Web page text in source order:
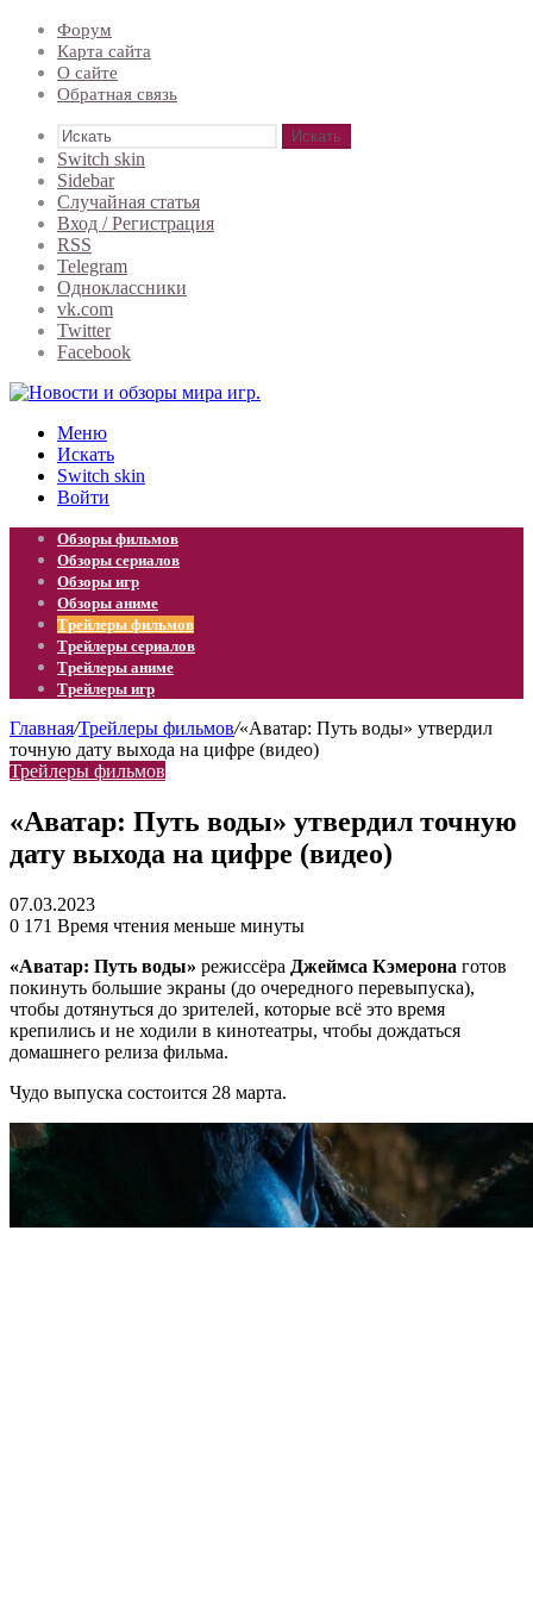
Форум
Карта сайта
О сайте
Обратная связь
Искать
Switch skin
Sidebar
Случайная статья
Вход / Регистрация
RSS
Telegram
Одноклассники
vk.com
Twitter
Facebook
Меню
Искать
Switch skin
Войти
Обзоры фильмов
Обзоры сериалов
Обзоры игр
Обзоры аниме
Трейлеры фильмов
Трейлеры сериалов
Трейлеры аниме
Трейлеры игр
Главная/Трейлеры фильмов/«Аватар: Путь воды» утвердил
точную дату выхода на цифре (видео)
Трейлеры фильмов
«Аватар: Путь воды» утвердил точную
дату выхода на цифре (видео)
07.03.2023
0 171 Время чтения меньше минуты
«Аватар: Путь воды» режиссёра Джеймса Кэмерона готов
покинуть большие экраны (до очередного перевыпуска),
чтобы дотянуться до зрителей, которые всё это время
крепились и не ходили в кинотеатры, чтобы дождаться
домашнего релиза фильма.
Чудо выпуска состоится 28 марта.